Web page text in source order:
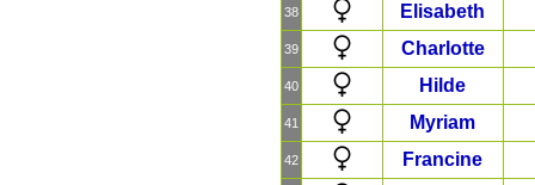
38 Elisabeth
39 Charlotte
40 Hilde
41 Myriam
42 Francine